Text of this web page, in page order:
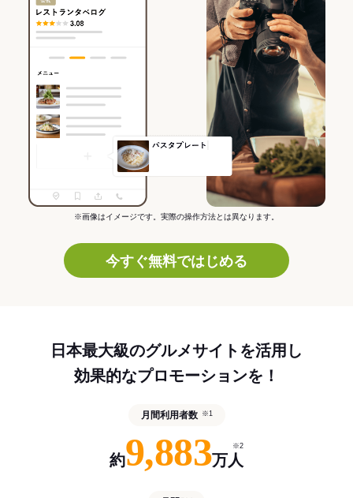
※画像はイメージです。実際の操作方法とは異なります。
今すぐ無料ではじめる
日本最大級のグルメサイトを活用し
効果的なプロモーションを！
月間利用者数 ※1
約9,883万人
※2